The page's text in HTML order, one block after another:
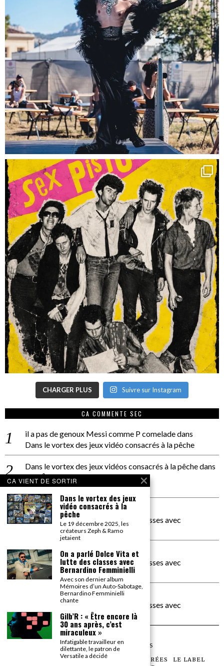
CHARGER PLUS Suivre sur Instagram
CA COMMENTE SEC
il a pas de genoux Messi comme P comeladedans
Dans le vortex des jeux vidéo consacrés à la pêche
Dans le vortex des jeux vidéos consacrés à la pêchedans
PACÔME THIELLEMENT
La séance d’Hip Gnose
La Patrie
dans
On a parlé Dolce Vita et lutte des classes avec
Bernardino Femminielli
carte noire negra à l'o tiededans
On a parlé Dolce Vita et lutte des classes avec
Bernardino Femminielli
moise et son mascarédans
On a parlé Dolce Vita et lutte des classes avec
Bernardino Femminielli
©2026TOUS DROITS RÉSERVÉS
LES ARTICLES LE MAGAZINE LES SOIRÉES
LE LABEL
CA VIENT DE SORTIR
Dans le vortex des jeux
vidéo consacrés à la
pêche
Le 19 décembre 2025, les
créateurs Zeph & Ramo
jetaient
On a parlé Dolce Vita et
lutte des classes avec
Bernardino Femminielli
Avec son dernier album
Mémoires d’un Auto-Sabotage,
Bernardino Femminielli
chante
Gilb’R : « Être encore là
30 ans après, c’est
miraculeux »
Infatigable travailleur en
dilettante, le patron de
Versatile a décidé